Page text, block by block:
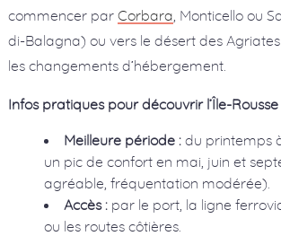
commencer par Corbara , Monticello ou
di-Balagna) ou vers le désert des
les changements d’hébergement.
Infos pratiques pour découvrir l’Île-Rousse
Meilleure période :du printemps
un pic de confort en mai, juin et
agréable, fréquentation modérée).
Accès :par le port, la ligne
ou les routes côtières.